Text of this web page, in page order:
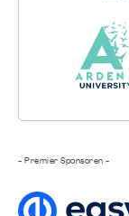
- Premier Sponsoren -